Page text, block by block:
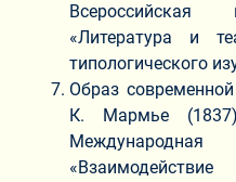
Всероссийская
«Литература и
типологического
Образ
К. Мармье